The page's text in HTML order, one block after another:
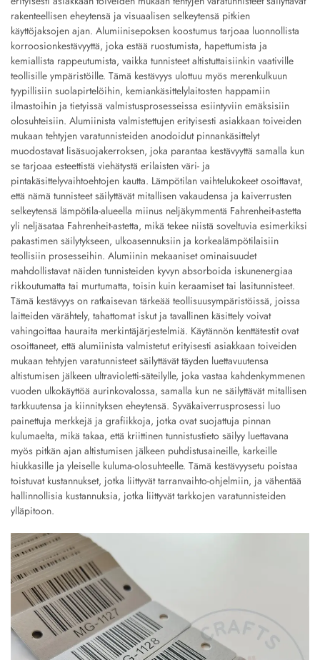
rakenteellisen eheytensä ja visuaalisen selkeytensä pitkien
käyttöjaksojen ajan. Alumiinisepoksen koostumus tarjoaa luonnollista
korroosionkestävyyttä, joka estää ruostumista, hapettumista ja
kemiallista rappeutumista, vaikka tunnisteet altistuttaisiinkin vaativille
teollisille ympäristöille. Tämä kestävyys ulottuu myös merenkulkuun
tyypillisiin suolapirtelöihin, kemiankäsittelylaitosten happamiin
ilmastoihin ja tietyissä valmistusprosesseissa esiintyviin emäksisiin
olosuhteisiin. Alumiinista valmistettujen erityisesti asiakkaan toiveiden
mukaan tehtyjen varatunnisteiden anodoidut pinnankäsittelyt
muodostavat lisäsuojakerroksen, joka parantaa kestävyyttä samalla kun
se tarjoaa esteettistä viehätystä erilaisten väri- ja
pintakäsittelyvaihtoehtojen kautta. Lämpötilan vaihtelukokeet osoittavat,
että nämä tunnisteet säilyttävät mitallisen vakaudensa ja kaiverrusten
selkeytensä lämpötila-alueella miinus neljäkymmentä Fahrenheit-astetta
yli neljäsataa Fahrenheit-astetta, mikä tekee niistä soveltuvia esimerkiksi
pakastimen säilytykseen, ulkoasennuksiin ja korkealämpötilaisiin
teollisiin prosesseihin. Alumiinin mekaaniset ominaisuudet
mahdollistavat näiden tunnisteiden kyvyn absorboida iskunenergiaa
rikkoutumatta tai murtumatta, toisin kuin keraamiset tai lasitunnisteet.
Tämä kestävyys on ratkaisevan tärkeää teollisuusympäristöissä, joissa
laitteiden värähtely, tahattomat iskut ja tavallinen käsittely voivat
vahingoittaa hauraita merkintäjärjestelmiä. Käytännön kenttätestit ovat
osoittaneet, että alumiinista valmistetut erityisesti asiakkaan toiveiden
mukaan tehtyjen varatunnisteet säilyttävät täyden luettavuutensa
altistumisen jälkeen ultravioletti-säteilylle, joka vastaa kahdenkymmenen
vuoden ulkokäyttöä aurinkovalossa, samalla kun ne säilyttävät mitallisen
tarkkuutensa ja kiinnityksen eheytensä. Syväkaiverrusprosessi luo
painettuja merkkejä ja grafiikkoja, jotka ovat suojattuja pinnan
kulumaelta, mikä takaa, että kriittinen tunnistustieto säilyy luettavana
myös pitkän ajan altistumisen jälkeen puhdistusaineille, karkeille
hiukkasille ja yleiselle kuluma-olosuhteelle. Tämä kestävyysetu poistaa
toistuvat kustannukset, jotka liittyvät tarranvaihto-ohjelmiin, ja vähentää
hallinnollisia kustannuksia, jotka liittyvät tarkkojen varatunnisteiden
ylläpitoon.